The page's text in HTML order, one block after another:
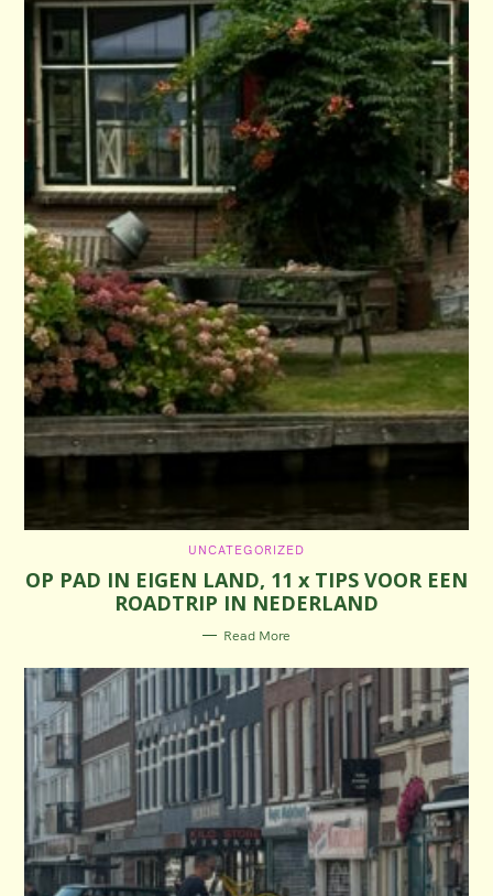
C
T
E
O
R
I
S
UNCATEGORIZED
OP PAD IN EIGEN LAND, 11 x TIPS VOOR EEN
ROADTRIP IN NEDERLAND
Read More